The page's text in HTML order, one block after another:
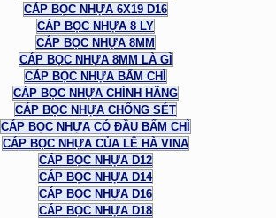
CÁP BỌC NHỰA 6X19 D16
CÁP BỌC NHỰA 8 LY
CÁP BỌC NHỰA 8MM
CÁP BỌC NHỰA 8MM LÀ GÌ
CÁP BỌC NHỰA BẤM CHÌ
CÁP BỌC NHỰA CHÍNH HÃNG
CÁP BỌC NHỰA CHỐNG SÉT
CÁP BỌC NHỰA CÓ ĐẦU BẤM CHÌ
CÁP BỌC NHỰA CỦA LÊ HÀ VINA
CÁP BỌC NHỰA D12
CÁP BỌC NHỰA D14
CÁP BỌC NHỰA D16
CÁP BỌC NHỰA D18